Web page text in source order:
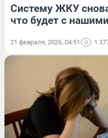
Систему ЖКУ
что будет с
21 февраля, 2026, 04:51 1